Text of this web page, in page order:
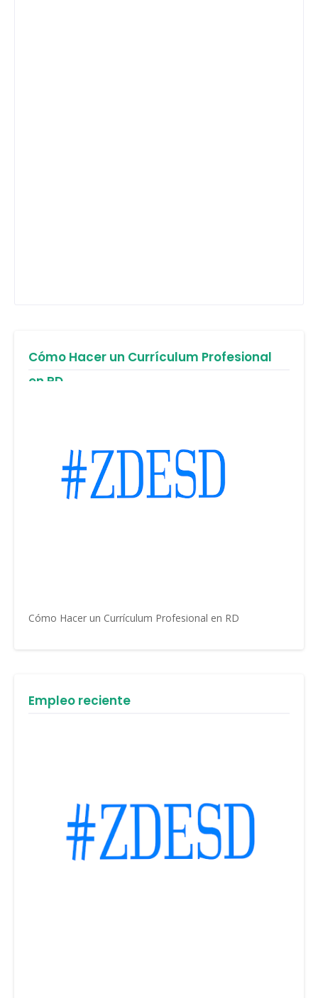
Cómo Hacer un Currículum Profesional
en RD
Cómo Hacer un Currículum Profesional en RD
Empleo reciente